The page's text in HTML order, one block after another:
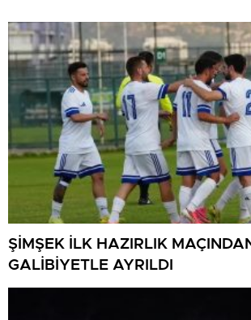
ŞİMŞEK İLK HAZIRLIK
GALİBİYETLE AYRILDI